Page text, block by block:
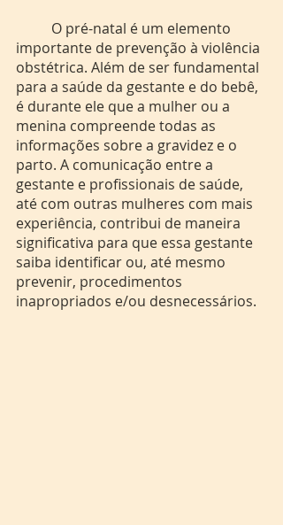
importante de prevenção à violência
obstétrica. Além de ser fundamental
para a saúde da gestante e do bebê,
é durante ele que a mulher ou a
menina compreende todas as
informações sobre a gravidez e o
parto. A comunicação entre a
gestante e profissionais de saúde,
até com outras mulheres com mais
experiência, contribui de maneira
significativa para que essa gestante
saiba identificar ou, até mesmo
prevenir, procedimentos
inapropriados e/ou desnecessários.